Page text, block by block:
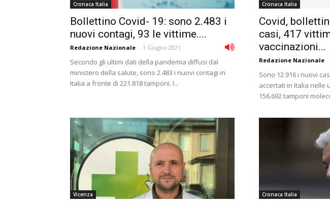
Cronaca Italia
Bollettino Covid- 19: sono 2.483 i
nuovi contagi, 93 le vittime....
Redazione Nazionale - 1 Giugno 2021
Secondo gli ultimi dati della pandemia diffusi dal
ministero della salute, sono 2.483 i nuovi contagi in
Italia a fronte di 221.818 tamponi. I...
Cronaca Italia
Covid,
casi, 417
vaccinazioni...
Redazione Nazionale -
Sono 12.916 i nuovi
accertati in Italia nelle
156.692 tamponi
Vicenza Cronaca Italia